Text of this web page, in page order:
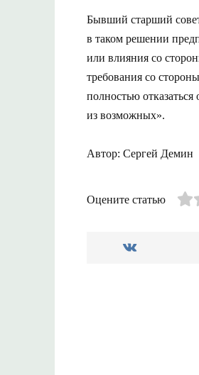
Бывший старший
в таком решении
или влияния со
требования со
полностью
из возможных».
Автор: Сергей Демин
Оцените статью